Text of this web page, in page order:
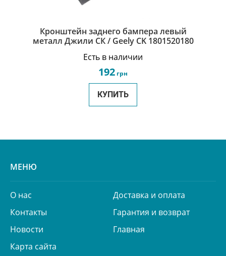
Кронштейн заднего бампера левый
металл Джили СК / Geely CK 1801520180
Есть в наличии
192 грн
КУПИТЬ
МЕНЮ
О нас
Доставка и оплата
Контакты
Гарантия и возврат
Новости
Главная
Карта сайта